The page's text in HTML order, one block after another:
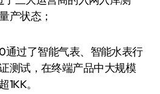
产状态；
通过了智能气表、智能水表行
测试，在终端产品中大规模
。